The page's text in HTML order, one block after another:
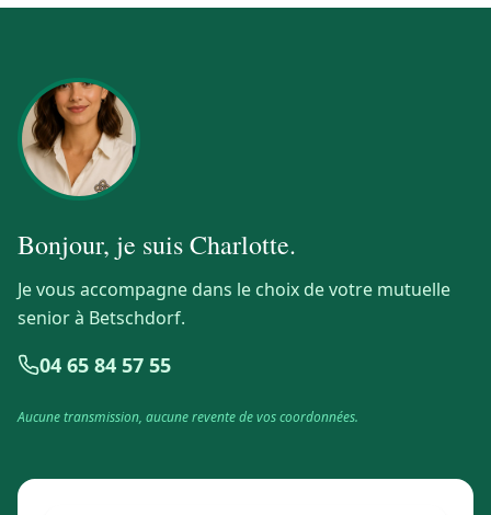
Bonjour, je suisCharlotte.
Je vous accompagne dans le choix de votre mutuelle
senior à Betschdorf.
04 65 84 57 55
Aucune transmission, aucune revente de vos coordonnées.